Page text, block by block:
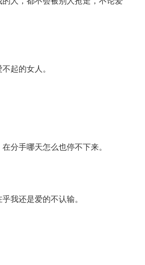
起的女人。
分手哪天怎么也停不下来。
我还是爱的不认输。